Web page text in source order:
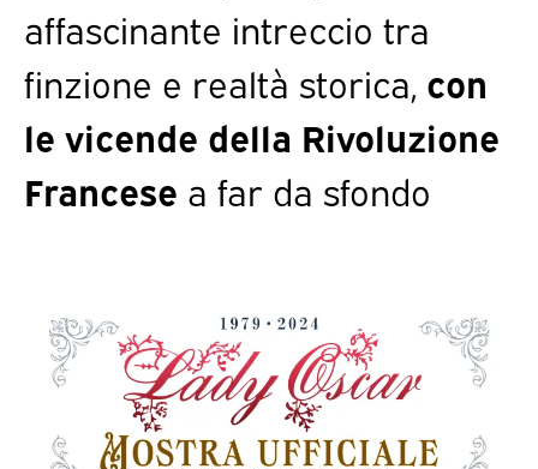
affascinante intreccio tra
finzione e realtà storica, con
le vicende della Rivoluzione
Francese a far da sfondo